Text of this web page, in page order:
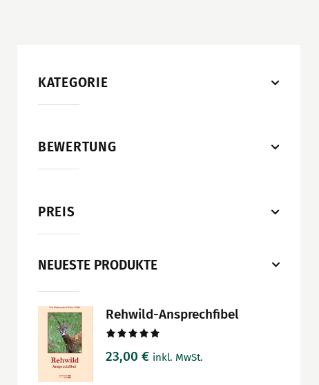
KATEGORIE
BEWERTUNG
PREIS
NEUESTE PRODUKTE
Rehwild-Ansprechfibel
mit5.00
23,00 € inkl. MwSt.